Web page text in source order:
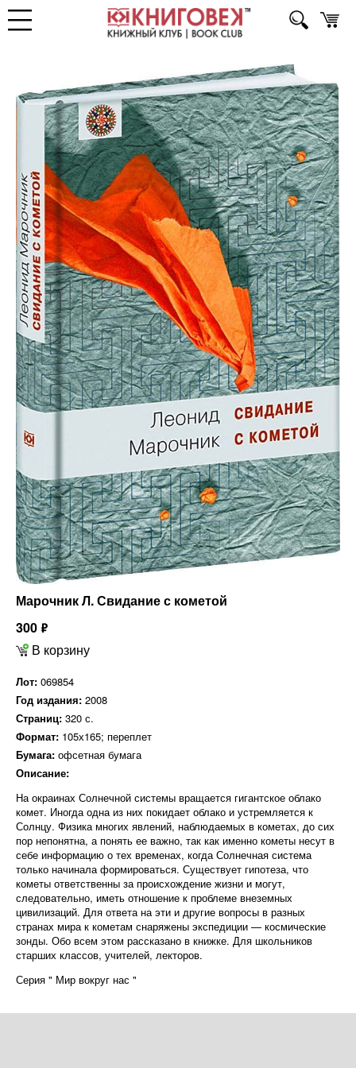
Марочник Л. Свидание с кометой
300 ф
В корзину
Лот: 069854
Год издания: 2008
Страниц: 320 с.
Формат: 105х165; переплет
Бумага: офсетная бумага
Описание:
На окраинах Солнечной системы вращается гигантское облако
комет. Иногда одна из них покидает облако и устремляется к
Солнцу. Физика многих явлений, наблюдаемых в кометах, до сих
пор непонятна, а понять ее важно, так как именно кометы несут в
себе информацию о тех временах, когда Солнечная система
только начинала формироваться. Существует гипотеза, что
кометы ответственны за происхождение жизни и могут,
следовательно, иметь отношение к проблеме внеземных
цивилизаций. Для ответа на эти и другие вопросы в разных
странах мира к кометам снаряжены экспедиции — космические
зонды. Обо всем этом рассказано в книжке. Для школьников
старших классов, учителей, лекторов.
Серия " Мир вокруг нас "